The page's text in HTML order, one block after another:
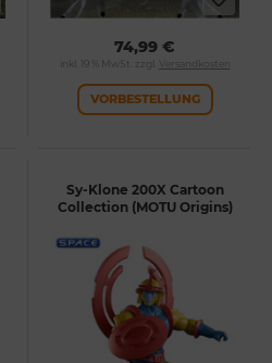
74,99 €
inkl. 19 % MwSt. zzgl. Versandkosten
VORBESTELLUNG
Sy-Klone 200X Cartoon
Collection (MOTU Origins)